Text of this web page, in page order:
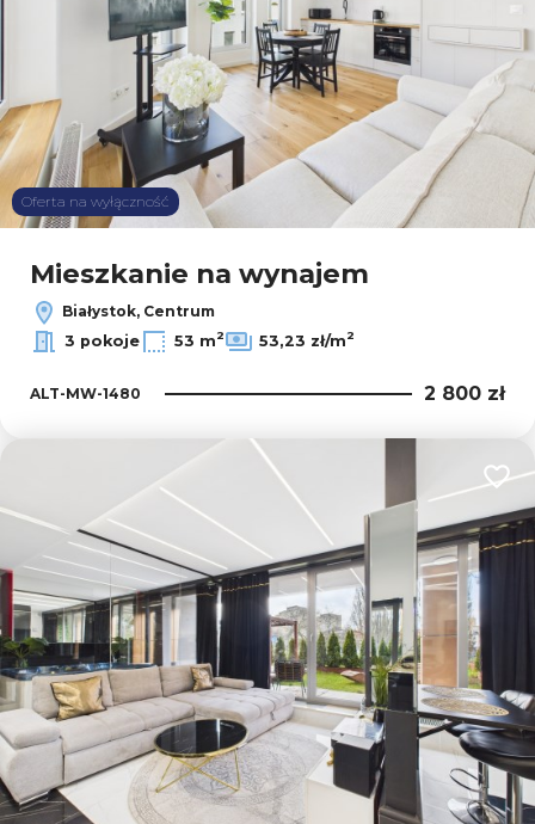
Oferta na wyłączność
Mieszkanie na wynajem
Białystok, Centrum
3 pokoje
53 m2 53,23 zł/m2
ALT-MW-1480 2 800 zł